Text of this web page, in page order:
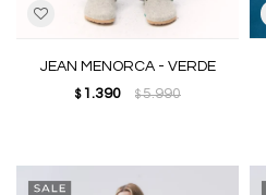
JEAN MENORCA - VERDE
$ 1.390 $5.990